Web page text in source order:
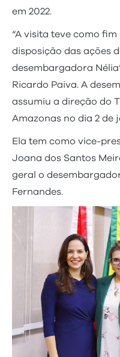
em 2022.
“A visita teve como
disposição das ações
desembargadora
Ricardo Paiva. A
assumiu a direção do
Amazonas no dia 2 de
Ela tem como vice-
Joana dos Santos
geral o
Fernandes.